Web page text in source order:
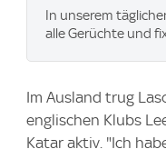
In unserem
alle Gerüchte und
Im Ausland trug
englischen Klubs
Katar aktiv. "Ich